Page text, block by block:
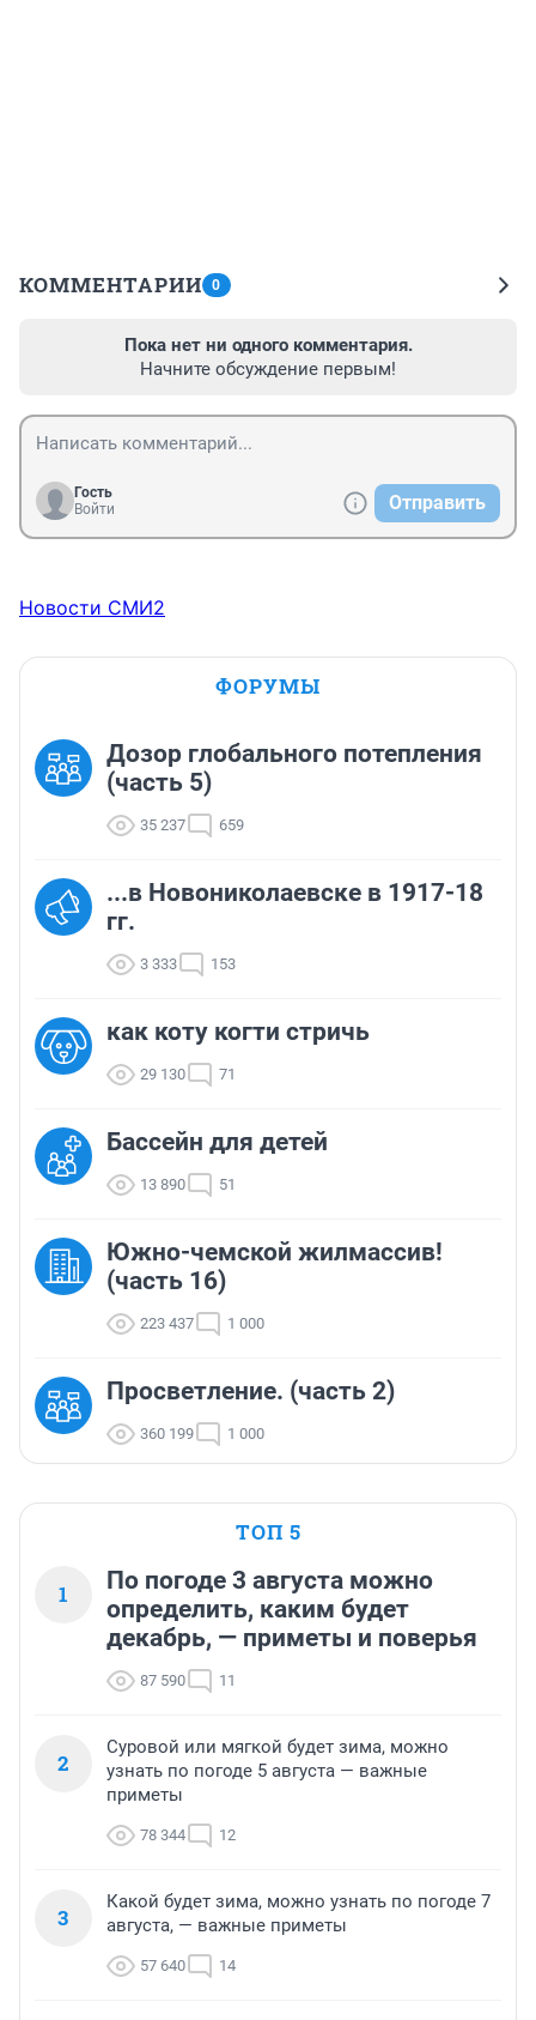
КОММЕНТАРИИ 0
Пока нет ни одного комментария.
Начните обсуждение первым!
Гость
Войти
Отправить
Новости СМИ2
ФОРУМЫ
Дозор глобального потепления
(часть 5)
35 237 659
...в Новониколаевске в 1917-18
гг.
3 333 153
как коту когти стричь
29 130 71
Бассейн для детей
13 890 51
Южно-чемской жилмассив!
(часть 16)
223 437 1 000
Просветление. (часть 2)
360 199 1 000
ТОП 5
1
По погоде 3 августа можно
определить, каким будет
декабрь, — приметы и поверья
87 590 11
2
Суровой или мягкой будет зима, можно
узнать по погоде 5 августа — важные
приметы
78 344 12
3
Какой будет зима, можно узнать по погоде 7
августа, — важные приметы
57 640 14